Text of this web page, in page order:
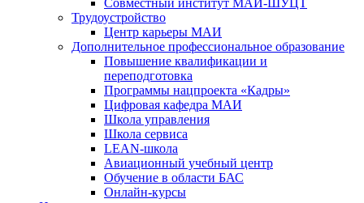
Совместный институт МАИ-ШУЦТ
Трудоустройство
Центр карьеры МАИ
Дополнительное профессиональное образование
Повышение квалификации и
переподготовка
Программы нацпроекта «Кадры»
Цифровая кафедра МАИ
Школа управления
Школа сервиса
LEAN-школа
Авиационный учебный центр
Обучение в области БАС
Онлайн-курсы